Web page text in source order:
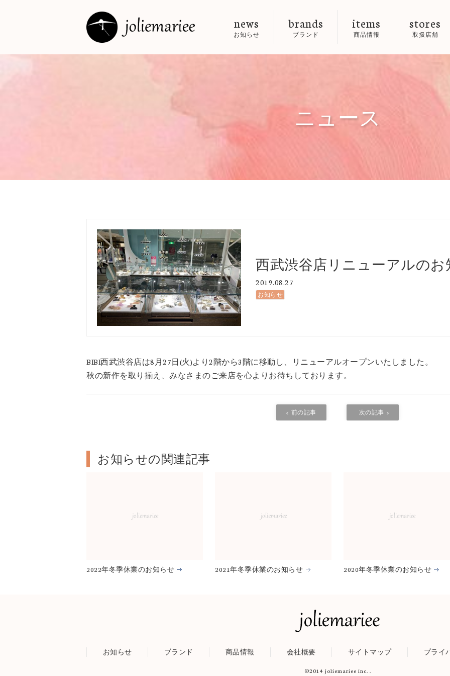
news
お知らせ
brands
ブランド
items
商品情報
stores
取扱店舗
ニュース
西武渋谷店リニューアルのお
2019.08.27
お知らせ
BIBI西武渋谷店は8月27日(火)より2階から3階に移動し、リニューアルオープンいたしました。
秋の新作を取り揃え、みなさまのご来店を心よりお待ちしております。
前の記事 次の記事
お知らせの関連記事
2022年冬季休業のお知らせ 2021年冬季休業のお知らせ 2020年冬季休業のお知らせ
お知らせ ブランド 商品情報 会社概要 サイトマップ プライ
©2014 joliemariee inc. .